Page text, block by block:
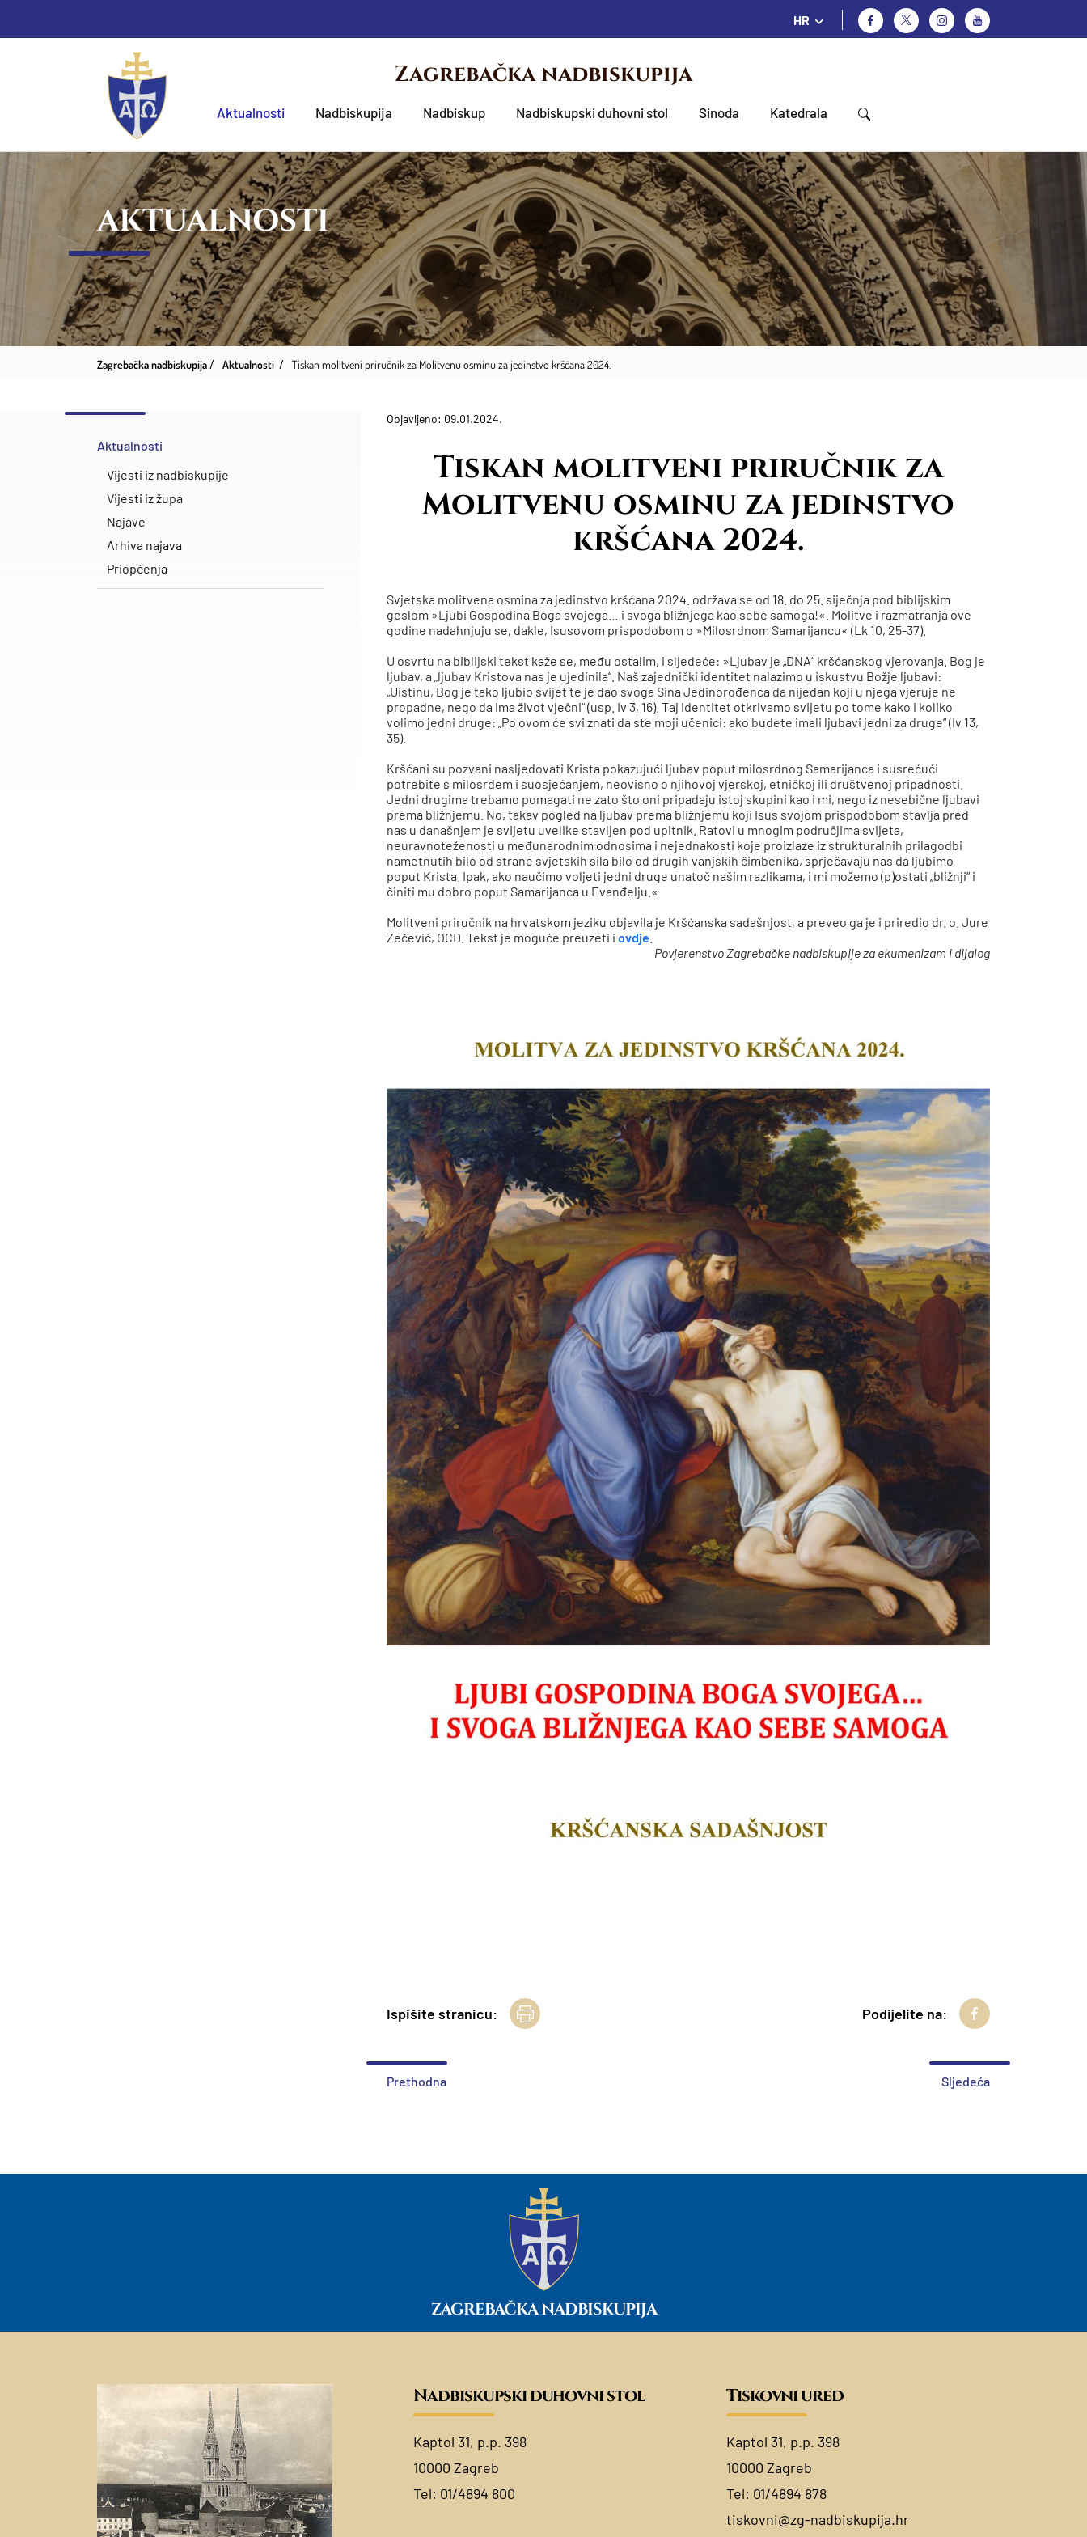
HR
Zagrebačka nadbiskupija
Aktualnosti Nadbiskupija Nadbiskup Nadbiskupski duhovni stol Sinoda Katedrala
AKTUALNOSTI
Zagrebačka nadbiskupija Aktualnosti Tiskan molitveni priručnik za Molitvenu osminu za jedinstvo kršćana 2024.
Aktualnosti
Vijesti iz nadbiskupije
Vijesti iz župa
Najave
Arhiva najava
Priopćenja
Objavljeno: 09.01.2024.
Tiskan molitveni priručnik za
Molitvenu osminu za jedinstvo
kršćana 2024.
Svjetska molitvena osmina za jedinstvo kršćana 2024. održava se od 18. do 25. siječnja pod biblijskim
geslom »Ljubi Gospodina Boga svojega… i svoga bližnjega kao sebe samoga!«. Molitve i razmatranja ove
godine nadahnjuju se, dakle, Isusovom prispodobom o »Milosrdnom Samarijancu« (Lk 10, 25-37).
U osvrtu na biblijski tekst kaže se, među ostalim, i sljedeće: »Ljubav je „DNA“ kršćanskog vjerovanja. Bog je
ljubav, a „ljubav Kristova nas je ujedinila“. Naš zajednički identitet nalazimo u iskustvu Božje ljubavi:
„Uistinu, Bog je tako ljubio svijet te je dao svoga Sina Jedinorođenca da nijedan koji u njega vjeruje ne
propadne, nego da ima život vječni“ (usp. Iv 3, 16). Taj identitet otkrivamo svijetu po tome kako i koliko
volimo jedni druge: „Po ovom će svi znati da ste moji učenici: ako budete imali ljubavi jedni za druge“ (Iv 13,
35).
Kršćani su pozvani nasljedovati Krista pokazujući ljubav poput milosrdnog Samarijanca i susrećući
potrebite s milosrđem i suosjećanjem, neovisno o njihovoj vjerskoj, etničkoj ili društvenoj pripadnosti.
Jedni drugima trebamo pomagati ne zato što oni pripadaju istoj skupini kao i mi, nego iz nesebične ljubavi
prema bližnjemu. No, takav pogled na ljubav prema bližnjemu koji Isus svojom prispodobom stavlja pred
nas u današnjem je svijetu uvelike stavljen pod upitnik. Ratovi u mnogim područjima svijeta,
neuravnoteženosti u međunarodnim odnosima i nejednakosti koje proizlaze iz strukturalnih prilagodbi
nametnutih bilo od strane svjetskih sila bilo od drugih vanjskih čimbenika, sprječavaju nas da ljubimo
poput Krista. Ipak, ako naučimo voljeti jedni druge unatoč našim razlikama, i mi možemo (p)ostati „bližnji“ i
činiti mu dobro poput Samarijanca u Evanđelju.«
Molitveni priručnik na hrvatskom jeziku objavila je Kršćanska sadašnjost, a preveo ga je i priredio dr. o. Jure
Zečević, OCD. Tekst je moguće preuzeti iovdje
Povjerenstvo Zagrebačke nadbiskupije za ekumenizam i dijalog
Ispišite stranicu: Podijelite na:
Prethodna Sljedeća
ZAGREBAČKA NADBISKUPIJA
Nadbiskupski duhovni stol
Kaptol 31, p.p. 398
10000 Zagreb
Tel: 01/4894 800
Tiskovni ured
Kaptol 31, p.p. 398
10000 Zagreb
Tel: 01/4894 878
tiskovni@zg-nadbiskupija.hr